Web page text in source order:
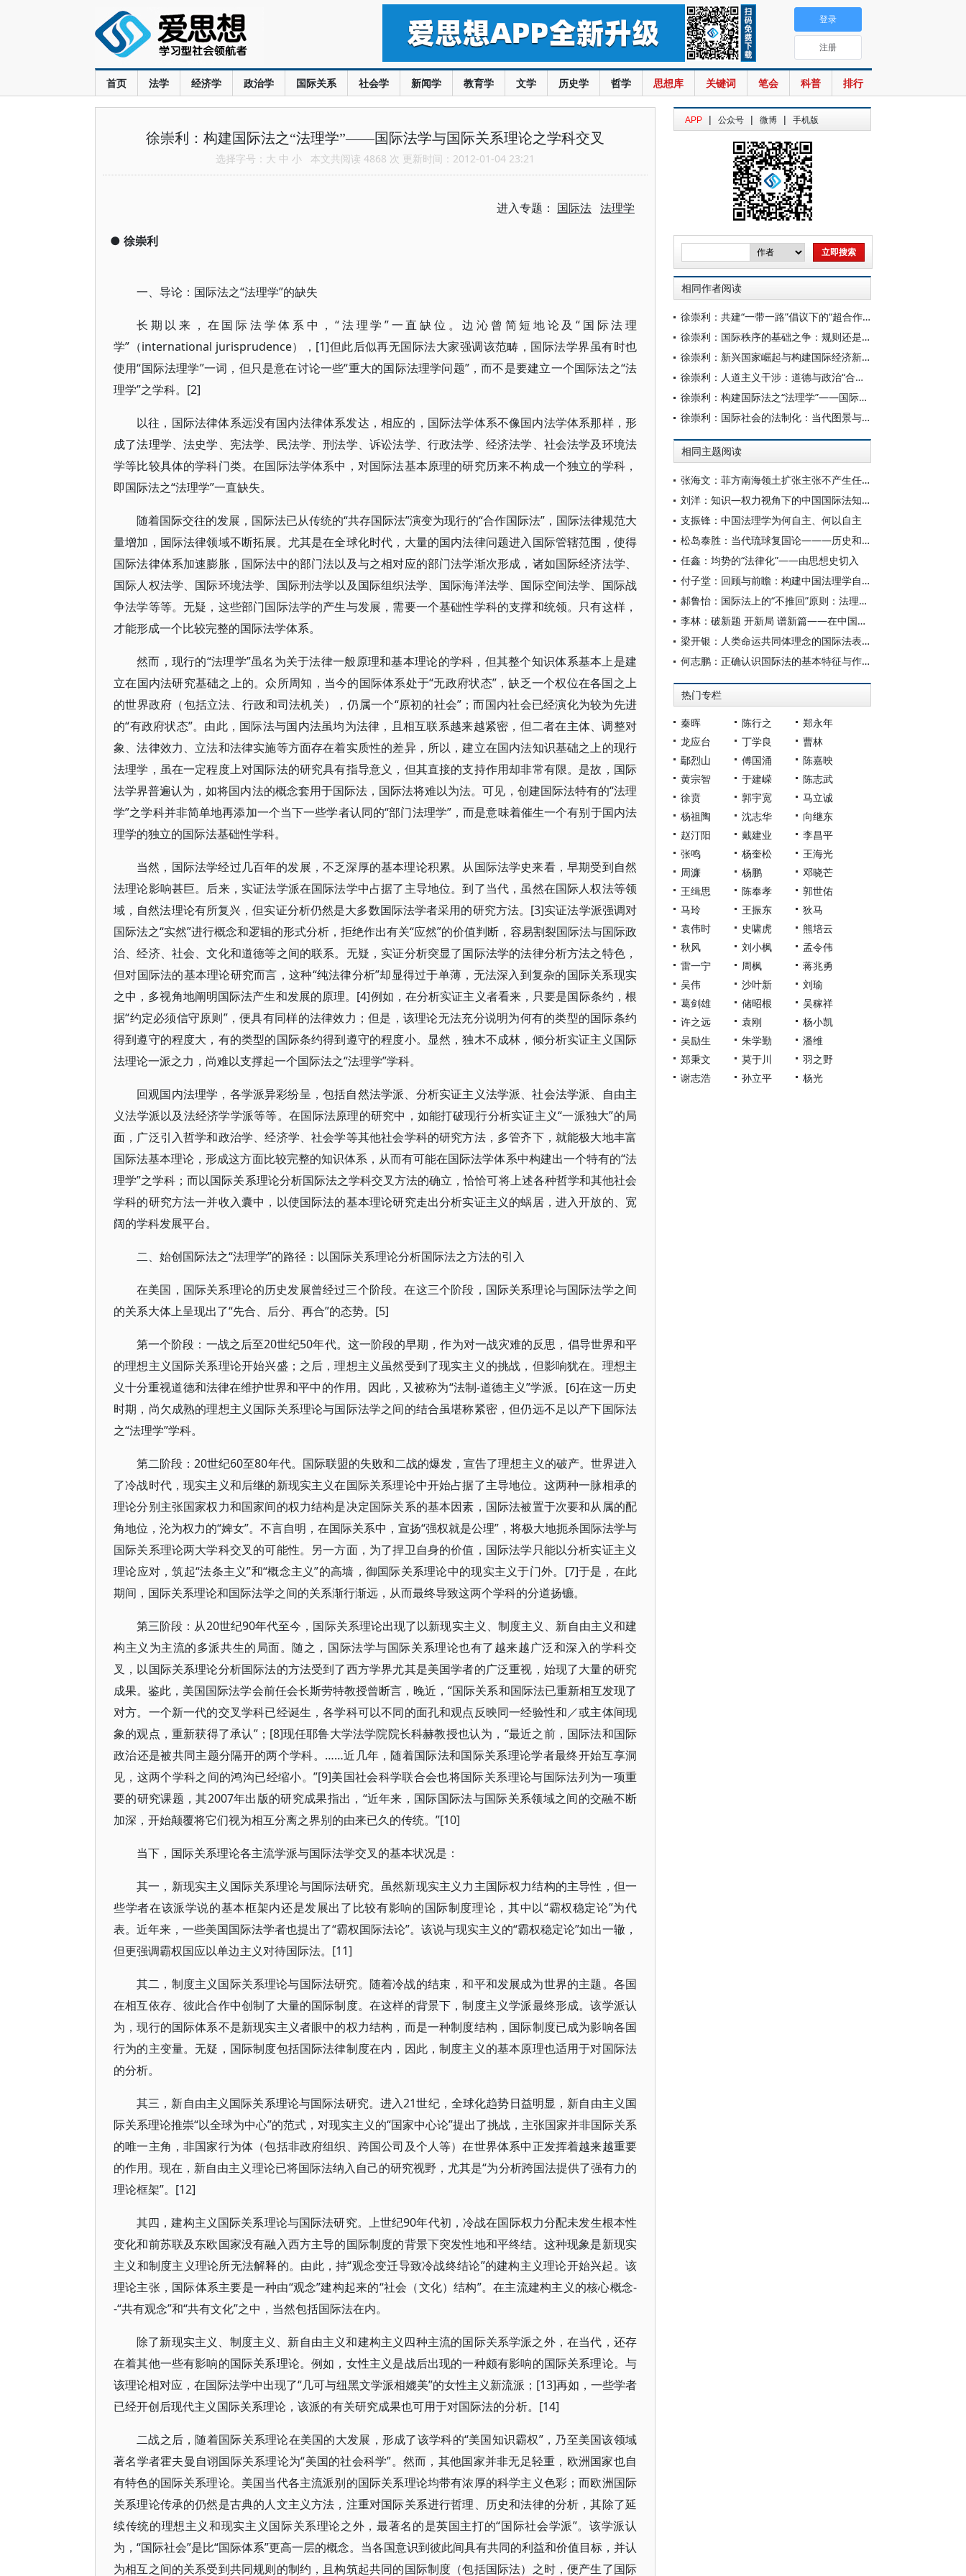
首页 法学 经济学 政治学 国际关系 社会学 新闻学 教育学 文学 历史学 哲学 思想库 关键词 笔会 科普 排行
登录
注册
徐崇利：构建国际法之“法理学”——国际法学与国际关系理论之学科交叉
选择字号： 大 中 小 本文共阅读 4868 次 更新时间：2012-01-04 23:21
进入专题： 国际法 法理学
● 徐崇利
一、导论：国际法之“法理学”的缺失
长期以来，在国际法学体系中，“法理学”一直缺位。边沁曾简短地论及“国际法理
学”（international jurisprudence），[1]但此后似再无国际法大家强调该范畴，国际法学界虽有时也
使用“国际法理学”一词，但只是意在讨论一些“重大的国际法理学问题”，而不是要建立一个国际法之“法
理学”之学科。[2]
以往，国际法律体系远没有国内法律体系发达，相应的，国际法学体系不像国内法学体系那样，形
成了法理学、法史学、宪法学、民法学、刑法学、诉讼法学、行政法学、经济法学、社会法学及环境法
学等比较具体的学科门类。在国际法学体系中，对国际法基本原理的研究历来不构成一个独立的学科，
即国际法之“法理学”一直缺失。
随着国际交往的发展，国际法已从传统的“共存国际法”演变为现行的“合作国际法”，国际法律规范大
量增加，国际法律领域不断拓展。尤其是在全球化时代，大量的国内法律问题进入国际管辖范围，使得
国际法律体系加速膨胀，国际法中的部门法以及与之相对应的部门法学渐次形成，诸如国际经济法学、
国际人权法学、国际环境法学、国际刑法学以及国际组织法学、国际海洋法学、国际空间法学、国际战
争法学等等。无疑，这些部门国际法学的产生与发展，需要一个基础性学科的支撑和统领。只有这样，
才能形成一个比较完整的国际法学体系。
然而，现行的“法理学”虽名为关于法律一般原理和基本理论的学科，但其整个知识体系基本上是建
立在国内法研究基础之上的。众所周知，当今的国际体系处于“无政府状态”，缺乏一个权位在各国之上
的世界政府（包括立法、行政和司法机关），仍属一个“原初的社会”；而国内社会已经演化为较为先进
的“有政府状态”。由此，国际法与国内法虽均为法律，且相互联系越来越紧密，但二者在主体、调整对
象、法律效力、立法和法律实施等方面存在着实质性的差异，所以，建立在国内法知识基础之上的现行
法理学，虽在一定程度上对国际法的研究具有指导意义，但其直接的支持作用却非常有限。是故，国际
法学界普遍认为，如将国内法的概念套用于国际法，国际法将难以为法。可见，创建国际法特有的“法理
学”之学科并非简单地再添加一个当下一些学者认同的“部门法理学”，而是意味着催生一个有别于国内法
理学的独立的国际法基础性学科。
当然，国际法学经过几百年的发展，不乏深厚的基本理论积累。从国际法学史来看，早期受到自然
法理论影响甚巨。后来，实证法学派在国际法学中占据了主导地位。到了当代，虽然在国际人权法等领
域，自然法理论有所复兴，但实证分析仍然是大多数国际法学者采用的研究方法。[3]实证法学派强调对
国际法之“实然”进行概念和逻辑的形式分析，拒绝作出有关“应然”的价值判断，容易割裂国际法与国际政
治、经济、社会、文化和道德等之间的联系。无疑，实证分析突显了国际法学的法律分析方法之特色，
但对国际法的基本理论研究而言，这种“纯法律分析”却显得过于单薄，无法深入到复杂的国际关系现实
之中，多视角地阐明国际法产生和发展的原理。[4]例如，在分析实证主义者看来，只要是国际条约，根
据“约定必须信守原则”，便具有同样的法律效力；但是，该理论无法充分说明为何有的类型的国际条约
得到遵守的程度大，有的类型的国际条约得到遵守的程度小。显然，独木不成林，倾分析实证主义国际
法理论一派之力，尚难以支撑起一个国际法之“法理学”学科。
回观国内法理学，各学派异彩纷呈，包括自然法学派、分析实证主义法学派、社会法学派、自由主
义法学派以及法经济学学派等等。在国际法原理的研究中，如能打破现行分析实证主义“一派独大”的局
面，广泛引入哲学和政治学、经济学、社会学等其他社会学科的研究方法，多管齐下，就能极大地丰富
国际法基本理论，形成这方面比较完整的知识体系，从而有可能在国际法学体系中构建出一个特有的“法
理学”之学科；而以国际关系理论分析国际法之学科交叉方法的确立，恰恰可将上述各种哲学和其他社会
学科的研究方法一并收入囊中，以使国际法的基本理论研究走出分析实证主义的蜗居，进入开放的、宽
阔的学科发展平台。
二、始创国际法之“法理学”的路径：以国际关系理论分析国际法之方法的引入
在美国，国际关系理论的历史发展曾经过三个阶段。在这三个阶段，国际关系理论与国际法学之间
的关系大体上呈现出了“先合、后分、再合”的态势。[5]
第一个阶段：一战之后至20世纪50年代。这一阶段的早期，作为对一战灾难的反思，倡导世界和平
的理想主义国际关系理论开始兴盛；之后，理想主义虽然受到了现实主义的挑战，但影响犹在。理想主
义十分重视道德和法律在维护世界和平中的作用。因此，又被称为“法制-道德主义”学派。[6]在这一历史
时期，尚欠成熟的理想主义国际关系理论与国际法学之间的结合虽堪称紧密，但仍远不足以产下国际法
之“法理学”学科。
第二阶段：20世纪60至80年代。国际联盟的失败和二战的爆发，宣告了理想主义的破产。世界进入
了冷战时代，现实主义和后继的新现实主义在国际关系理论中开始占据了主导地位。这两种一脉相承的
理论分别主张国家权力和国家间的权力结构是决定国际关系的基本因素，国际法被置于次要和从属的配
角地位，沦为权力的“婢女”。不言自明，在国际关系中，宣扬“强权就是公理”，将极大地扼杀国际法学与
国际关系理论两大学科交叉的可能性。另一方面，为了捍卫自身的价值，国际法学只能以分析实证主义
理论应对，筑起“法条主义”和“概念主义”的高墙，御国际关系理论中的现实主义于门外。[7]于是，在此
期间，国际关系理论和国际法学之间的关系渐行渐远，从而最终导致这两个学科的分道扬镳。
第三阶段：从20世纪90年代至今，国际关系理论出现了以新现实主义、制度主义、新自由主义和建
构主义为主流的多派共生的局面。随之，国际法学与国际关系理论也有了越来越广泛和深入的学科交
叉，以国际关系理论分析国际法的方法受到了西方学界尤其是美国学者的广泛重视，始现了大量的研究
成果。鉴此，美国国际法学会前任会长斯劳特教授曾断言，晚近，“国际关系和国际法已重新相互发现了
对方。一个新一代的交叉学科已经诞生，各学科可以不同的面孔和观点反映同一经验性和／或主体间现
象的观点，重新获得了承认”；[8]现任耶鲁大学法学院院长科赫教授也认为，“最近之前，国际法和国际
政治还是被共同主题分隔开的两个学科。……近几年，随着国际法和国际关系理论学者最终开始互享洞
见，这两个学科之间的鸿沟已经缩小。”[9]美国社会科学联合会也将国际关系理论与国际法列为一项重
要的研究课题，其2007年出版的研究成果指出，“近年来，国际国际法与国际关系领域之间的交融不断
加深，开始颠覆将它们视为相互分离之界别的由来已久的传统。”[10]
当下，国际关系理论各主流学派与国际法学交叉的基本状况是：
其一，新现实主义国际关系理论与国际法研究。虽然新现实主义力主国际权力结构的主导性，但一
些学者在该派学说的基本框架内还是发展出了比较有影响的国际制度理论，其中以“霸权稳定论”为代
表。近年来，一些美国国际法学者也提出了“霸权国际法论”。该说与现实主义的“霸权稳定论”如出一辙，
但更强调霸权国应以单边主义对待国际法。[11]
其二，制度主义国际关系理论与国际法研究。随着冷战的结束，和平和发展成为世界的主题。各国
在相互依存、彼此合作中创制了大量的国际制度。在这样的背景下，制度主义学派最终形成。该学派认
为，现行的国际体系不是新现实主义者眼中的权力结构，而是一种制度结构，国际制度已成为影响各国
行为的主变量。无疑，国际制度包括国际法律制度在内，因此，制度主义的基本原理也适用于对国际法
的分析。
其三，新自由主义国际关系理论与国际法研究。进入21世纪，全球化趋势日益明显，新自由主义国
际关系理论推崇“以全球为中心”的范式，对现实主义的“国家中心论”提出了挑战，主张国家并非国际关系
的唯一主角，非国家行为体（包括非政府组织、跨国公司及个人等）在世界体系中正发挥着越来越重要
的作用。现在，新自由主义理论已将国际法纳入自己的研究视野，尤其是“为分析跨国法提供了强有力的
理论框架”。[12]
其四，建构主义国际关系理论与国际法研究。上世纪90年代初，冷战在国际权力分配未发生根本性
变化和前苏联及东欧国家没有融入西方主导的国际制度的背景下突发性地和平终结。这种现象是新现实
主义和制度主义理论所无法解释的。由此，持“观念变迁导致冷战终结论”的建构主义理论开始兴起。该
理论主张，国际体系主要是一种由“观念”建构起来的“社会（文化）结构”。在主流建构主义的核心概念-
-“共有观念”和“共有文化”之中，当然包括国际法在内。
除了新现实主义、制度主义、新自由主义和建构主义四种主流的国际关系学派之外，在当代，还存
在着其他一些有影响的国际关系理论。例如，女性主义是战后出现的一种颇有影响的国际关系理论。与
该理论相对应，在国际法学中出现了“几可与纽黑文学派相媲美”的女性主义新流派；[13]再如，一些学者
已经开创后现代主义国际关系理论，该派的有关研究成果也可用于对国际法的分析。[14]
二战之后，随着国际关系理论在美国的大发展，形成了该学科的“美国知识霸权”，乃至美国该领域
著名学者霍夫曼自诩国际关系理论为“美国的社会科学”。然而，其他国家并非无足轻重，欧洲国家也自
有特色的国际关系理论。美国当代各主流派别的国际关系理论均带有浓厚的科学主义色彩；而欧洲国际
关系理论传承的仍然是古典的人文主义方法，注重对国际关系进行哲理、历史和法律的分析，其除了延
续传统的理想主义和现实主义国际关系理论之外，最著名的是英国主打的“国际社会学派”。该学派认
为，“国际社会”是比“国际体系”更高一层的概念。当各国意识到彼此间具有共同的利益和价值目标，并认
为相互之间的关系受到共同规则的制约，且构筑起共同的国际制度（包括国际法）之时，便产生了国际
APP | 公众号 | 微博 | 手机版
相同作者阅读
徐崇利：共建“一带一路”倡议下的“超合作国际法”
徐崇利：国际秩序的基础之争：规则还是国际法
徐崇利：新兴国家崛起与构建国际经济新秩序——以中国的路径选择为视角
徐崇利：人道主义干涉：道德与政治“合法婚姻”的产儿？
徐崇利：构建国际法之“法理学”——国际法学与国际关系理论之学科交叉
徐崇利：国际社会的法制化：当代图景与基本趋势
相同主题阅读
张海文：菲方南海领土扩张主张不产生任何国际法效力
刘洋：知识—权力视角下的中国国际法知识体系自主性：为何重要与如何可能
支振锋：中国法理学为何自主、何以自主
松岛泰胜：当代琉球复国论———历史和国际法上的根据和进程
任鑫：均势的“法律化”——由思想史切入
付子堂：回顾与前瞻：构建中国法理学自主知识体系
郝鲁怡：国际法上的“不推回”原则：法理释义与实践调适
李林：破新题 开新局 谱新篇——在中国法学会法理学研究会2025年年会开幕式上的致辞
梁开银：人类命运共同体理念的国际法表达
何志鹏：正确认识国际法的基本特征与作用
热门专栏
秦晖 陈行之
郑永年
龙应台
丁学良
曹林
鄢烈山
傅国涌
陈嘉映
黄宗智
于建嵘
陈志武
徐贲
郭宇宽
马立诚
杨祖陶
沈志华
向继东
赵汀阳
戴建业
李昌平
张鸣
杨奎松
王海光
周濂
杨鹏
邓晓芒
王缉思
陈奉孝
郭世佑
马玲
王振东
狄马
袁伟时
史啸虎
熊培云
秋风
刘小枫
孟令伟
雷一宁
周枫
蒋兆勇
吴伟
沙叶新
刘瑜
葛剑雄
储昭根
吴稼祥
许之远
袁刚
杨小凯
吴励生
朱学勤
潘维
郑秉文
莫于川
羽之野
谢志浩
孙立平 杨光